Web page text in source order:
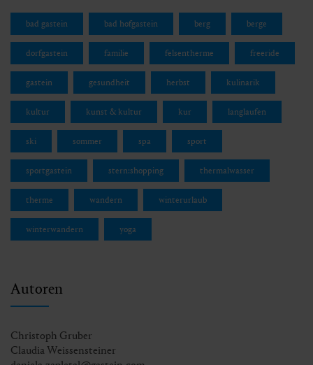
bad gastein bad hofgastein berg berge
dorfgastein familie felsentherme freeride
gastein gesundheit herbst kulinarik
kultur kunst & kultur kur langlaufen
ski sommer spa sport
sportgastein stern:shopping thermalwasser
therme wandern winterurlaub
winterwandern yoga
Autoren
Christoph Gruber
Claudia Weissensteiner